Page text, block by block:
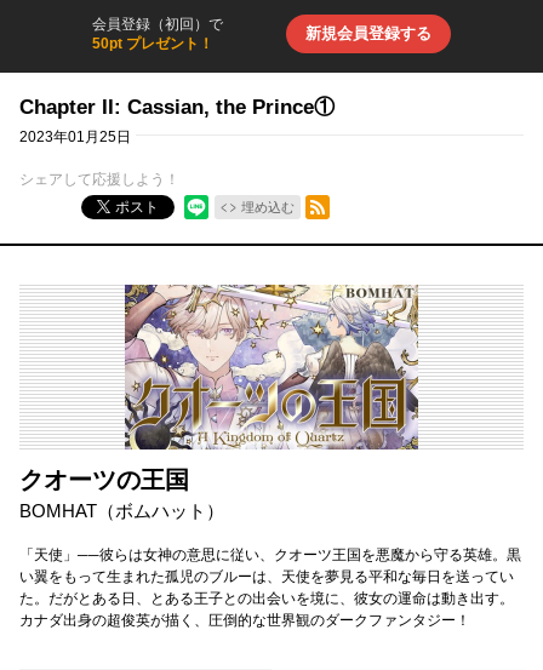
会員登録（初回）で
50pt プレゼント！
新規会員登録する
Chapter II: Cassian, the Prince①
2023年01月25日
シェアして応援しよう！
ポスト
埋め込む
RSSフィード
クオーツの王国
BOMHAT（ボムハット）
「天使」──彼らは女神の意思に従い、クオーツ王国を悪魔から守る英雄。黒
い翼をもって生まれた孤児のブルーは、天使を夢見る平和な毎日を送ってい
た。だがとある日、とある王子との出会いを境に、彼女の運命は動き出す。
カナダ出身の超俊英が描く、圧倒的な世界観のダークファンタジー！